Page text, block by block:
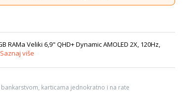
Veliki 6,9" QHD+ Dynamic AMOLED 2X, 120Hz,
Saznaj više
karticama jednokratno i na rate